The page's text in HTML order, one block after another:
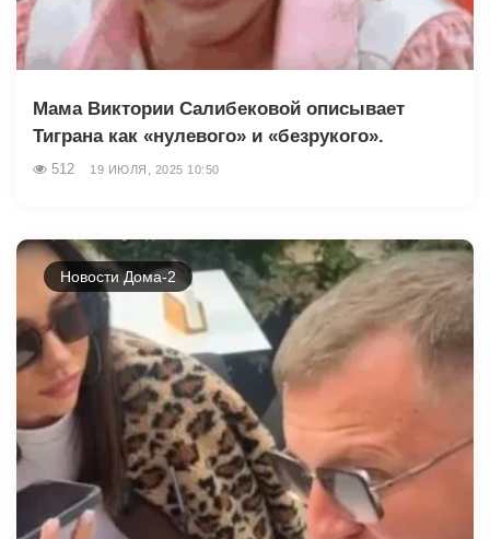
Мама Виктории Салибековой описывает
Тиграна как «нулевого» и «безрукого».
512 19 ИЮЛЯ, 2025 10:50
Новости Дома-2